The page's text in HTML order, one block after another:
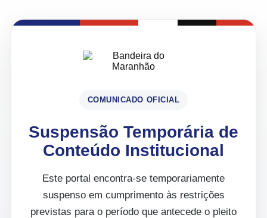
COMUNICADO OFICIAL
Suspensão Temporária de
Conteúdo Institucional
Este portal encontra-se temporariamente
suspenso em cumprimento às restrições
previstas para o período que antecede o pleito